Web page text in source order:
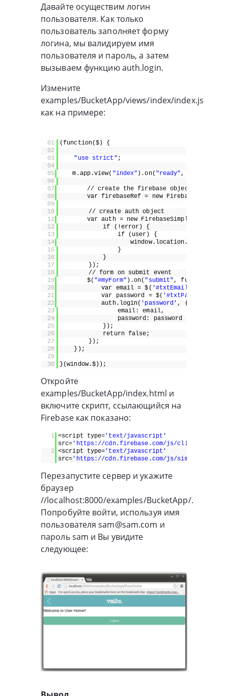
Давайте осуществим логин
пользователя. Как только
пользователь заполняет форму
логина, мы валидируем имя
пользователя и пароль, а затем
вызываем функцию auth.login.
Измените
examples/BucketApp/views/index/index.js
как на примере:
01
(function($) {
02
03
"use strict" ;
04
05
m.app.view( "index" ).on( "ready" , function()
06
07
// create the firebase object
08
var firebaseRef = new Firebase(
09
10
// create auth object
11
var auth = new
12
if (!error) {
13
if (user) {
14
window.location.href =
15
}
16
}
17
});
18
// form on submit event
19
$( "#myForm" ).on( "submit" , function() {
20
var email = $( '#txtEmail'
21
var password = $( '#txtPass'
22
auth.login( 'password' , {
23
email: email,
24
password: password
25
});
26
return false;
27
});
28
});
29
30
}(window.$));
Откройте
examples/BucketApp/index.html и
включите скрипт, ссылающийся на
Firebase как показано:
1 <script type= 'text/javascript'
src= 'https://cdn.firebase.com/js/client/
2 <script type= 'text/javascript'
src= 'https://cdn.firebase.com/js/simple-
Перезапустите сервер и укажите
браузер
//localhost:8000/examples/BucketApp/.
Попробуйте войти, используя имя
пользователя sam@sam.com и
пароль sam и Вы увидите
следующее: